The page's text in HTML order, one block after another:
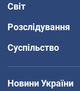
Світ
Розслідування
Суспільство
Новини України